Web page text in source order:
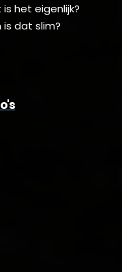
het eigenlijk?
is dat slim?